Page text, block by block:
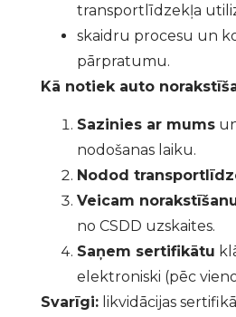
transportlīdzekļa
skaidru procesu un
pārpratumu.
Kā notiek auto
Sazinies ar mums
nodošanas laiku.
Nodod
Veicam
no CSDD uzskaites.
Saņem sertifikātu
elektroniski (pēc
Svarīgi:likvidācijas